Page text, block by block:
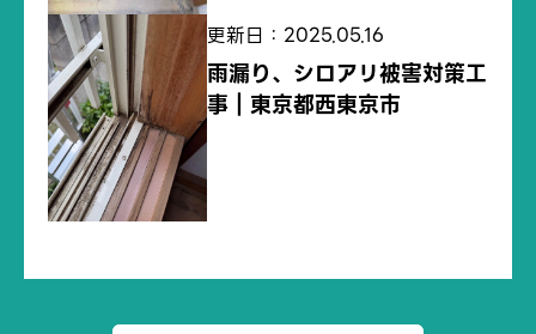
更新日：2025.05.16
雨漏り、シロアリ被害対策工
事｜東京都西東京市